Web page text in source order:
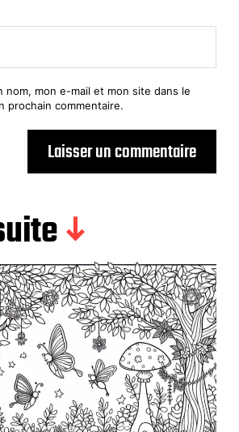
nom, mon e-mail et mon site dans le
prochain commentaire.